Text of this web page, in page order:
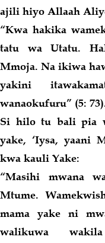
ajili hiyo Allaah
“Kwa hakika
tatu wa Utatu.
Mmoja. Na ikiwa
yakini
wanaokufuru” (5:
Si hilotu bali pia
yake, ‘Iysa, yaani
kwa kauli Yake:
“Masihi mwana
Mtume.
mama yake ni
walikuwa